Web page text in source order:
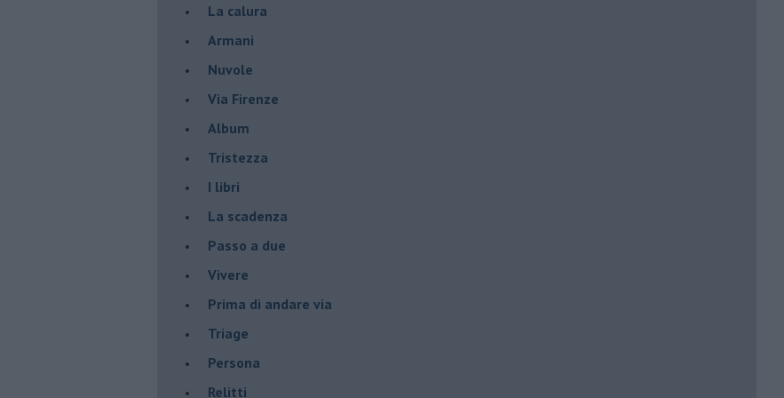
La calura
Armani
Nuvole
Via Firenze
Album
Tristezza
I libri
La scadenza
Passo a due
Vivere
Prima di andare via
Triage
Persona
Relitti